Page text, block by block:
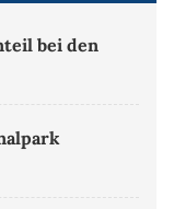
bei den